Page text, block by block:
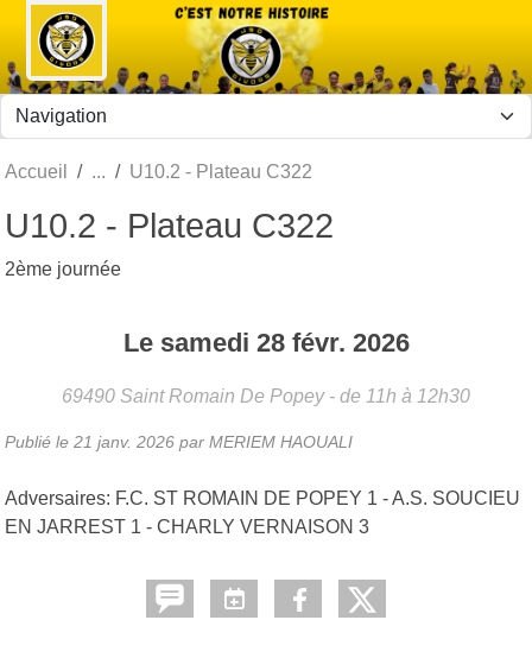
Accueil U10.2 - Plateau C322
U10.2 - Plateau C322
2ème journée
Le samedi 28 févr. 2026
69490 Saint Romain De Popey - de 11h à 12h30
Publié le 21 janv. 2026 par MERIEM HAOUALI
Adversaires: F.C. ST ROMAIN DE POPEY 1 - A.S. SOUCIEU
EN JARREST 1 - CHARLY VERNAISON 3
Panneau de gestion des cookies